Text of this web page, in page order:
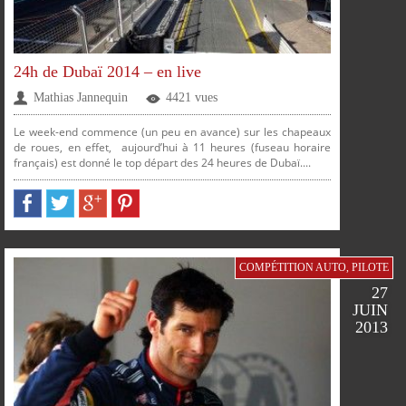
FACEBOOKTWITTERGOOGLEPINTEREST
SUR SUR SUR SUR
PARTAGERPARTAGERPARTAGERPARTAGER
24h de Dubaï 2014 – en live
Mathias Jannequin 4421 vues
Le week-end commence (un peu en avance) sur les chapeaux
de roues, en effet, aujourd’hui à 11 heures (fuseau horaire
français) est donné le top départ des 24 heures de Dubaï....
COMPÉTITION AUTO, PILOTE
27
JUIN
2013